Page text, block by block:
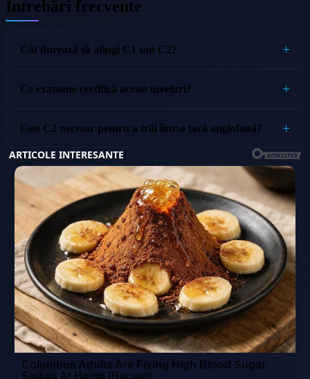
Întrebări frecvente
Cât durează să atingi C1 sau C2?
Ce examene certifică aceste niveluri?
Este C2 necesar pentru a trăi într-o țară anglofonă?